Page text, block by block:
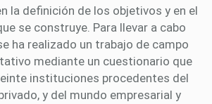
la definición de los objetivos y en el
se construye. Para llevar a cabo
ha realizado un trabajo de campo
mediante un cuestionario que
instituciones procedentes del
y del mundo empresarial y